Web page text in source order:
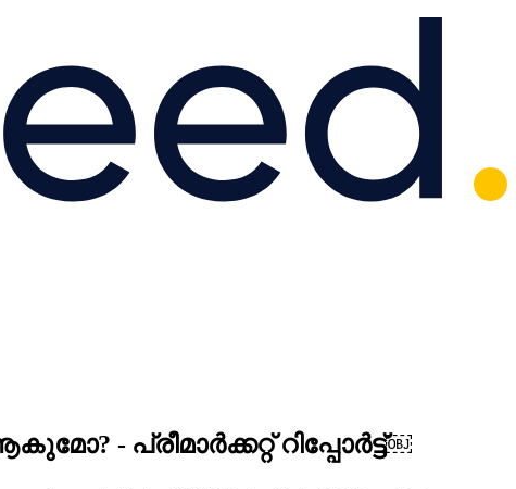
- പ്രീമാർക്കറ്റ് റിപ്പോർട്ട്￼